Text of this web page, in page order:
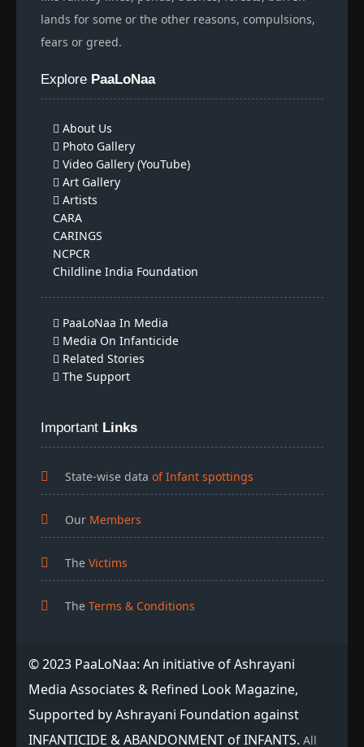
lands for some or the other reasons, compulsions,
fears or greed.
Explore PaaLoNaa
About Us
Photo Gallery
Video Gallery (YouTube)
Art Gallery
Artists
CARA
CARINGS
NCPCR
Childline India Foundation
PaaLoNaa In Media
Media On Infanticide
Related Stories
The Support
Important Links
State-wise data of Infant spottings
Our Members
The Victims
The Terms & Conditions
© 2023 PaaLoNaa: An initiative of Ashrayani
Media Associates & Refined Look Magazine,
Supported by Ashrayani Foundation against
INFANTICIDE & ABANDONMENT of INFANTS. All